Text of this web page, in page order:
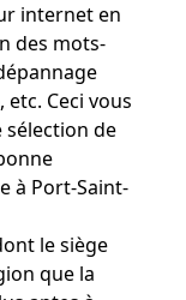
internet en
des mots-
Ceci vous
de
à Port-Saint-
le siège
que la